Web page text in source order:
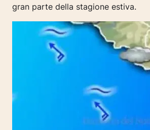
gran parte della stagione estiva.